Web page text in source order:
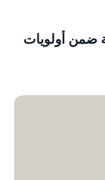
ضمن أولويات